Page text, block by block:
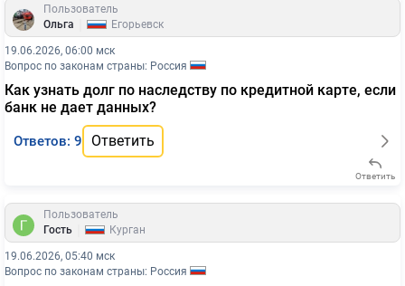
Пользователь
Ольга
Егорьевск
19.06.2026, 06:00 мск
Вопрос по законам страны: Россия
Как узнать долг по наследству по кредитной карте, если
банк не дает данных?
Ответов: 9 Ответить
Ответить
Пользователь
Гость
Курган
19.06.2026, 05:40 мск
Вопрос по законам страны: Россия